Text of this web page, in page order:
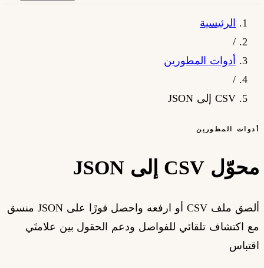
الرئيسية
/
أدوات المطورين
/
CSV إلى JSON
أدوات المطورين
محوّل CSV إلى JSON
ألصق ملف CSV أو ارفعه واحصل فورًا على JSON منسق
مع اكتشاف تلقائي للفواصل ودعم الحقول بين علامتَي
اقتباس